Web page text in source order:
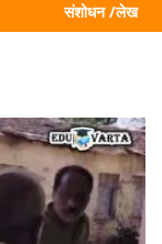
संशोधन /लेख